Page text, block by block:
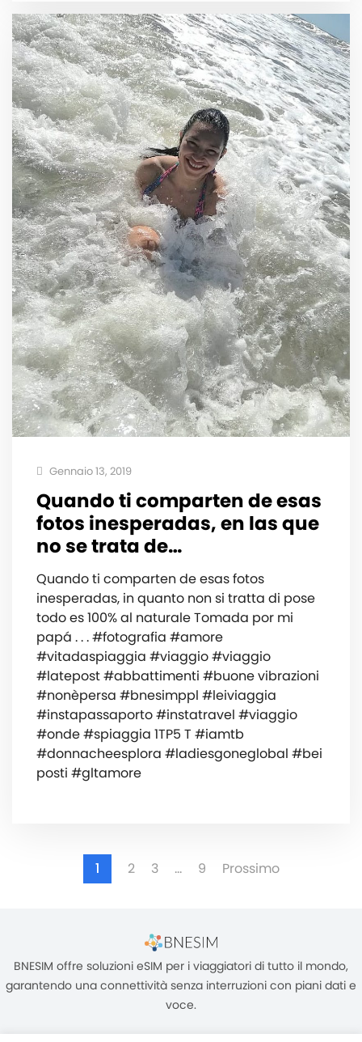
Gennaio 13, 2019
Quando ti comparten de esas
fotos inesperadas, en las que
no se trata de…
Quando ti comparten de esas fotos
inesperadas, in quanto non si tratta di pose
todo es 100% al naturale Tomada por mi
papá . . . #fotografia #amore
#vitadaspiaggia #viaggio #viaggio
#latepost #abbattimenti #buone vibrazioni
#nonèpersa #bnesimppl #leiviaggia
#instapassaporto #instatravel #viaggio
#onde #spiaggia 1TP5 T #iamtb
#donnacheesplora #ladiesgoneglobal #bei
posti #gltamore
1 2 3 … 9 Prossimo
BNESIM offre soluzioni eSIM per i viaggiatori di tutto il mondo,
garantendo una connettività senza interruzioni con piani dati e
voce.